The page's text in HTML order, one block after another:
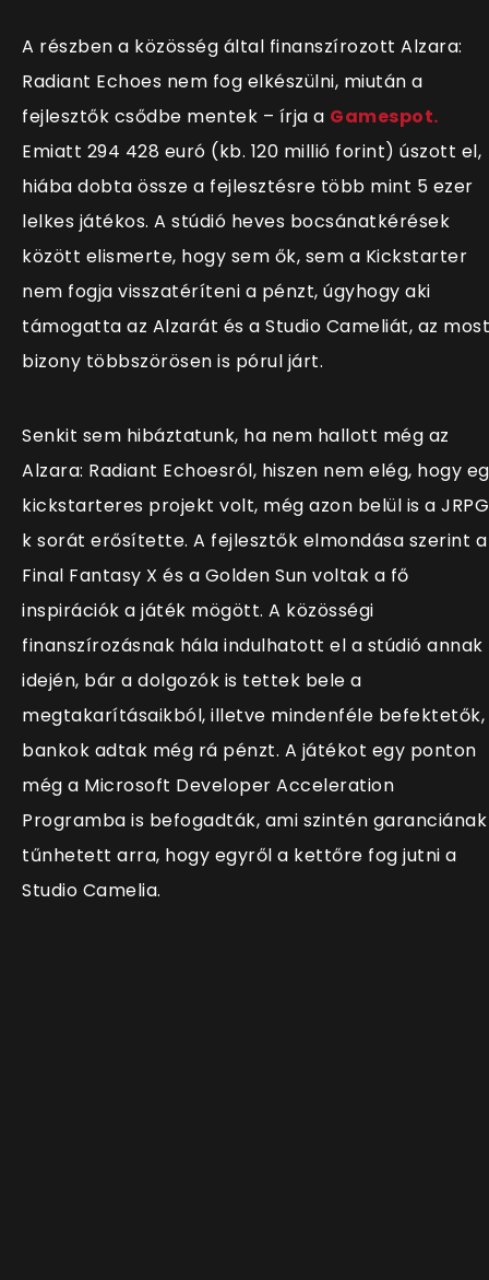
A részben a közösség által finanszírozott Alzara:
Radiant Echoes nem fog elkészülni, miután a
fejlesztők csődbe mentek – írja a Gamespot.
Emiatt 294 428 euró (kb. 120 millió forint) úszott el,
hiába dobta össze a fejlesztésre több mint 5 ezer
lelkes játékos. A stúdió heves bocsánatkérések
között elismerte, hogy sem ők, sem a Kickstarter
nem fogja visszatéríteni a pénzt, úgyhogy aki
támogatta az Alzarát és a Studio Cameliát, az most
bizony többszörösen is pórul járt.
Senkit sem hibáztatunk, ha nem hallott még az
Alzara: Radiant Echoesról, hiszen nem elég, hogy
kickstarteres projekt volt, még azon belül is a
k sorát erősítette. A fejlesztők elmondása szerint a
Final Fantasy X és a Golden Sun voltak a fő
inspirációk a játék mögött. A közösségi
finanszírozásnak hála indulhatott el a stúdió annak
idején, bár a dolgozók is tettek bele a
megtakarításaikból, illetve mindenféle befektetők,
bankok adtak még rá pénzt. A játékot egy ponton
még a Microsoft Developer Acceleration
Programba is befogadták, ami szintén garanciának
tűnhetett arra, hogy egyről a kettőre fog jutni a
Studio Camelia.